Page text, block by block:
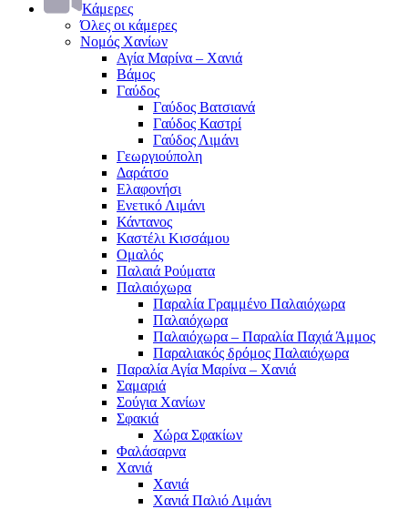
Κάμερες
Όλες οι κάμερες
Νομός Χανίων
Αγία Μαρίνα – Χανιά
Βάμος
Γαύδος
Γαύδος Βατσιανά
Γαύδος Καστρί
Γαύδος Λιμάνι
Γεωργιούπολη
Δαράτσο
Ελαφονήσι
Ενετικό Λιμάνι
Κάντανος
Καστέλι Κισσάμου
Ομαλός
Παλαιά Ρούματα
Παλαιόχωρα
Παραλία Γραμμένο Παλαιόχωρα
Παλαιόχωρα
Παλαιόχωρα – Παραλία Παχιά Άμμος
Παραλιακός δρόμος Παλαιόχωρα
Παραλία Αγία Μαρίνα – Χανιά
Σαμαριά
Σούγια Χανίων
Σφακιά
Χώρα Σφακίων
Φαλάσαρνα
Χανιά
Χανιά
Χανιά Παλιό Λιμάνι